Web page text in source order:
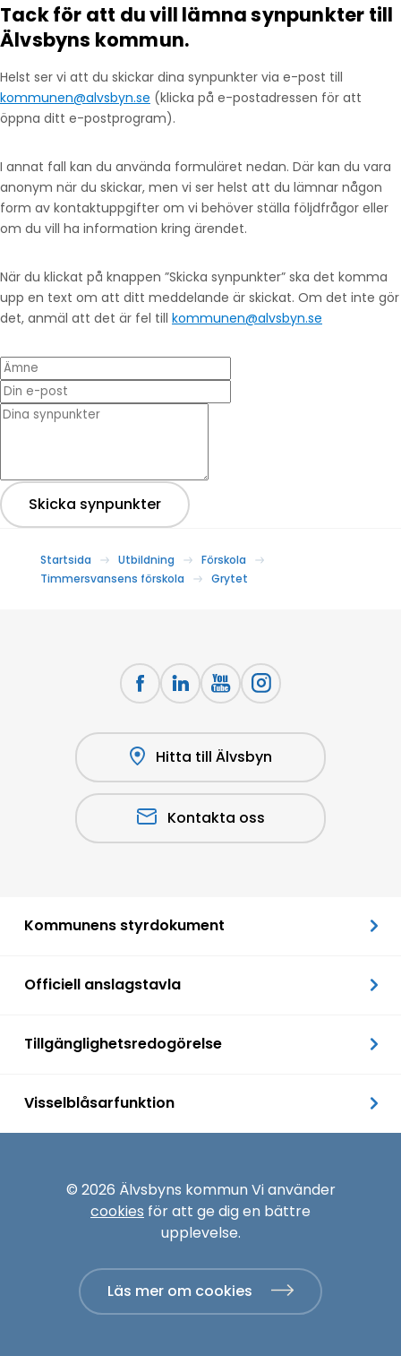
Tack för att du vill lämna synpunkter till
Älvsbyns kommun.
Helst ser vi att du skickar dina synpunkter via e-post till
kommunen@alvsbyn.se (klicka på e-postadressen för att
öppna ditt e-postprogram).
I annat fall kan du använda formuläret nedan. Där kan du vara
anonym när du skickar, men vi ser helst att du lämnar någon
form av kontaktuppgifter om vi behöver ställa följdfrågor eller
om du vill ha information kring ärendet.
När du klickat på knappen ”Skicka synpunkter” ska det komma
upp en text om att ditt meddelande är skickat. Om det inte gör
det, anmäl att det är fel till kommunen@alvsbyn.se
Ämne
Din e-post
* Dina synpunkter
Skicka synpunkter
Startsida Utbildning
Förskola
Timmersvansens förskola
Grytet
Hitta till Älvsbyn
Kontakta oss
Kommunens styrdokument
Officiell anslagstavla
Tillgänglighetsredogörelse
Visselblåsarfunktion
© 2026 Älvsbyns kommun Vi använder
cookies för att ge dig en bättre
upplevelse.
Läs mer om cookies